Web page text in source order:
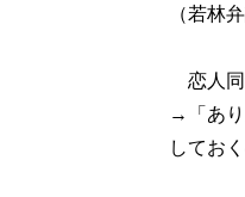
（若林
恋人同
→「あ
してお